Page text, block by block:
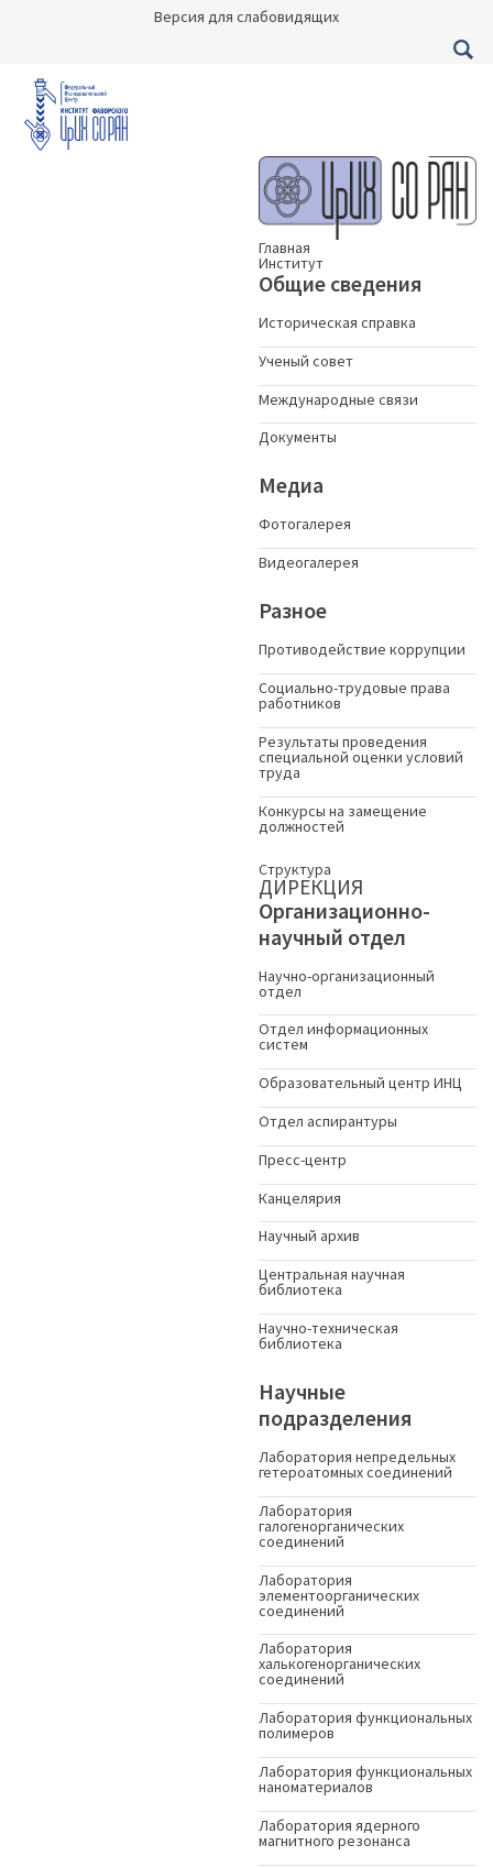
Версия для слабовидящих
Главная
Институт
Общие сведения
Историческая справка
Ученый совет
Международные связи
Документы
Медиа
Фотогалерея
Видеогалерея
Разное
Противодействие коррупции
Социально-трудовые права
работников
Результаты проведения
специальной оценки условий
труда
Конкурсы на замещение
должностей
Структура
ДИРЕКЦИЯ
Организационно-
научный отдел
Научно-организационный
отдел
Отдел информационных
систем
Образовательный центр ИНЦ
Отдел аспирантуры
Пресс-центр
Канцелярия
Научный архив
Центральная научная
библиотека
Научно-техническая
библиотека
Научные
подразделения
Лаборатория непредельных
гетероатомных соединений
Лаборатория
галогенорганических
соединений
Лаборатория
элементоорганических
соединений
Лаборатория
халькогенорганических
соединений
Лаборатория функциональных
полимеров
Лаборатория функциональных
наноматериалов
Лаборатория ядерного
магнитного резонанса